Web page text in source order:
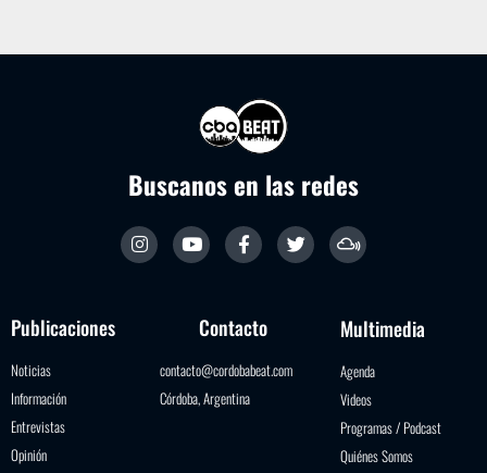
Buscanos en las redes
Publicaciones
Noticias
Información
Entrevistas
Opinión
Contacto
contacto@cordobabeat.com
Córdoba, Argentina
Multimedia
Agenda
Videos
Programas / Podcast
Quiénes Somos